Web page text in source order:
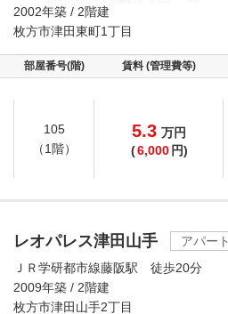
2002年築 / 2階建
枚方市津田東町1丁目
部屋番号(階) 賃料 (管理費等)
105
（1階）
5.3 万円
(6,000 円)
レオパレス津田山手
アパー
ＪＲ学研都市線藤阪駅 徒歩20分
2009年築 / 2階建
枚方市津田山手2丁目